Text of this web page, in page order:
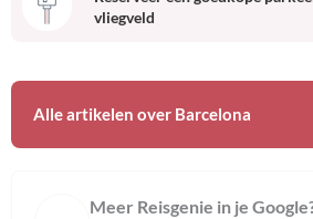
vliegveld
Alle artikelen over Barcelona
Meer Reisgenie in je